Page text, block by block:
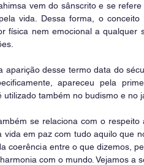
vem do sânscrito e se
vida. Dessa forma, o
física nem emocional a qualquer
aparição desse termo data do
apareceu pela
utilizado também no budismo e no
se relaciona com o
vida em paz com tudo aquilo que
coerência entre o que dizemos,
com o mundo. Vejamos a